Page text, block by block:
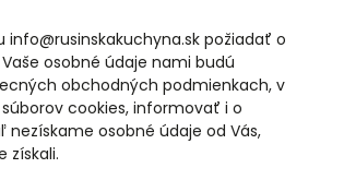
požiadať o
osobné údaje nami budú
obchodných podmienkach, v
cookies, informovať i o
osobné údaje od Vás,
získali.